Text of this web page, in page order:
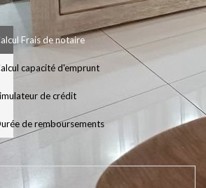
Frais de notaire
capacité d'emprunt
de crédit
de remboursements